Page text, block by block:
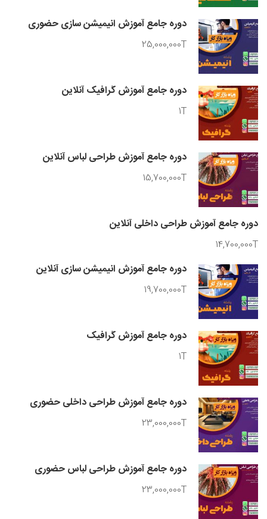
دوره جامع آموزش انیمیشن سازی حضوری
25,000,000T
دوره جامع آموزش گرافیک آنلاین
1T
دوره جامع آموزش طراحی لباس آنلاین
15,700,000T
دوره جامع آموزش طراحی داخلی آنلاین
14,700,000T
دوره جامع آموزش انیمیشن سازی آنلاین
19,700,000T
دوره جامع آموزش گرافیک
1T
دوره جامع آموزش طراحی داخلی حضوری
23,000,000T
دوره جامع آموزش طراحی لباس حضوری
23,000,000T